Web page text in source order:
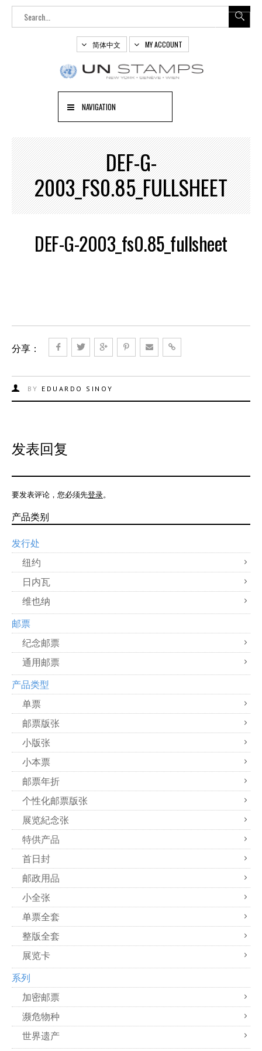
简体中文 MY ACCOUNT
NAVIGATION
DEF-G-
2003_FS0.85_FULLSHEET
DEF-G-2003_fs0.85_fullsheet
分享：
BY EDUARDO SINOY
发表回复
要发表评论，您必须先登录。
产品类别
发行处
纽约
日内瓦
维也纳
邮票
纪念邮票
通用邮票
产品类型
单票
邮票版张
小版张
小本票
邮票年折
个性化邮票版张
展览紀念张
特供产品
首日封
邮政用品
小全张
单票全套
整版全套
展览卡
系列
加密邮票
濒危物种
世界遗产